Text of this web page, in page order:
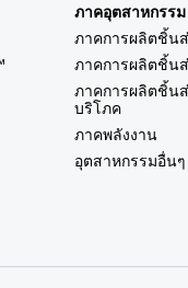
ภาคอุตสาหกรรม
ภาคการผลิตชิ้น
ภาคการผลิตชิ้น
ภาคการผลิตชิ้น
บริโภค
ภาคพลังงาน
อุตสาหกรรมอื่นๆ